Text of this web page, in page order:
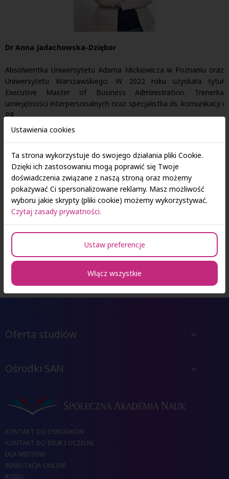
Dr Anna Jadachowska-Dziębor
Absolwentka Uniwersytetu Adama Mickiewicza w Poznaniu oraz
Uniwersytetu Warszawskiego. W 2022 roku uzyskała tytuł
Executive Master of Business Administration. Trenerka
umiejętności interpersonalnych oraz specjalistka ds. komunikacji i
PR.
budowaniem marki instytucji oraz wizerunku. W latach 2023–
2024 ekspertka w Polskiej Agencji Inwestycji i Handlu,
odpowiedzialna za komunikację w regionalnych biurach. Od
kilkunastu lat nauczyciel akademicki, m.in. w Społecznej Akademii
Nauk.
Interesuje się procesem lifelong learning,komunikacją,
kompetencjami przyszłości, zarządzaniem talentami oraz
narzędziami AI wspomagającymi proces uczenia się.
Oferta studiów
Ośrodki SAN
KONTAKT DO OŚRODKÓW
KONTAKT DO BIUR I UCZELNI
DLA MEDIÓW
REKRUTACJA ONLINE
RODO
Ustawienia cookies
Ta strona wykorzystuje do swojego działania pliki Cookie.
Dzięki ich zastosowaniu mogą poprawić się Twoje
doświadczenia związane z naszą stroną oraz możemy
pokazywać Ci spersonalizowane reklamy. Masz możliwość
wyboru jakie skrypty (pliki cookie) możemy wykorzystywać.
Czytaj zasady prywatności.
Ustaw preferencje
Włącz wszystkie